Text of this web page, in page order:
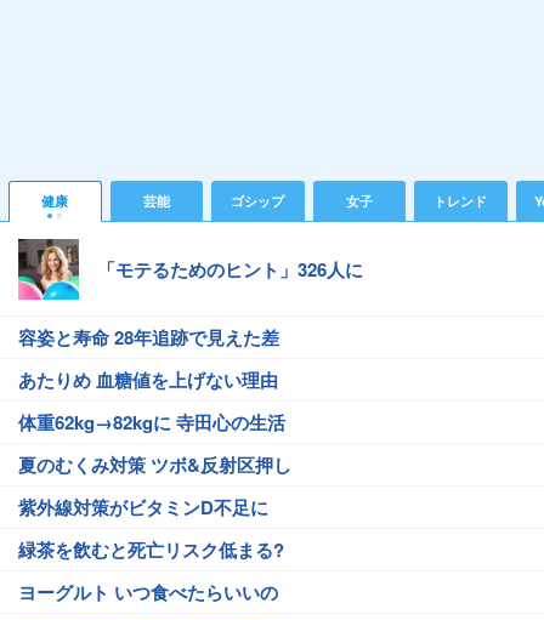
健康 芸能 ゴシップ 女子 トレンド
「モテるためのヒント」326人に
容姿と寿命 28年追跡で見えた差
あたりめ 血糖値を上げない理由
体重62kg→82kgに 寺田心の生活
夏のむくみ対策 ツボ&反射区押し
紫外線対策がビタミンD不足に
緑茶を飲むと死亡リスク低まる?
ヨーグルト いつ食べたらいいの